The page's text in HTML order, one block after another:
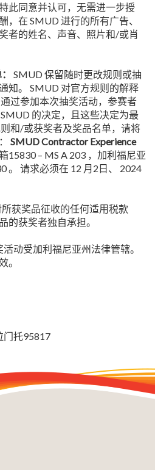
此同意并认可，无需进一步授
，在 SMUD 进行的所有广告、
者的姓名、声音、照片和/或肖
SMUD 保留随时更改规则或抽
知。 SMUD 对官方规则的解释
过参加本次抽奖活动，参赛者
的决定，且这些决定为最
和/或获奖者及奖品名单，请将
SMUD Contractor Experience
15830 – MS A 203 ，加利福尼亚
。 请求必须在 12 月2日、 2024
获奖品征收的任何适用税款
的获奖者独自承担。
动受加利福尼亚州法律管辖。
。
门托95817